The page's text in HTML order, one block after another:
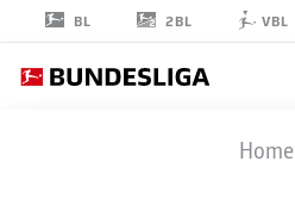
BL 2BL VBL
Home